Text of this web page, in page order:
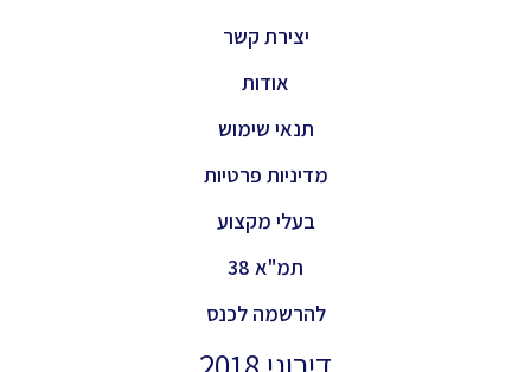
יצירת קשר
אודות
תנאי שימוש
מדיניות פרטיות
בעלי מקצוע
תמ"א 38
להרשמה לכנס